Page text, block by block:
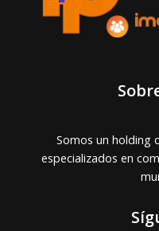
Somos un holding
especializados en